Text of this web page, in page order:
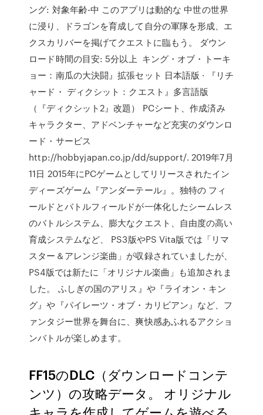
ング: 対象年齢-中 このアプリは動的な 中世の世界
に浸り、ドラゴンを育成して自分の軍隊を形成、エ
クスカリバーを掲げてクエストに臨もう。 ダウン
ロード時間の目安: 5分以上 キング・オブ・トーキ
ョー：南瓜の大決闘』拡張セット 日本語版 · 『リチ
ャード・ ディクシット：クエスト』多言語版
（『ディクシット2』改題） PCシート、作成済み
キャラクター、アドベンチャーなど充実のダウンロ
ード・サービス
http://hobbyjapan.co.jp/dd/support/. 2019年7月
11日 2015年にPCゲームとしてリリースされたイン
ディーズゲーム『アンダーテール』。独特の フィ
ールドとバトルフィールドが一体化したシームレス
のバトルシステム、膨大なクエスト、自由度の高い
育成システムなど、 PS3版やPS Vita版では「リマ
スター＆アレンジ楽曲」が収録されていましたが、
PS4版では新たに「オリジナル楽曲」も追加されま
した。 ふしぎの国のアリス』や『ライオン・キン
グ』や『パイレーツ・オブ・カリビアン』など、フ
ァンタジー世界を舞台に、爽快感あふれるアクショ
ンバトルが楽しめます。
FF15のDLC（ダウンロードコンテ
ンツ）の攻略データ。 オリジナル